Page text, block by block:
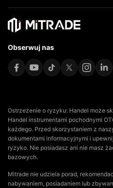
Obserwuj nas
Ostrzeżenie o ryzyku: Handel może
Handel instrumentami pochodnymi
każdego. Przed skorzystaniem z
dokumentami informacyjnymi i
ryzyko. Nie posiadasz ani nie masz
bazowych.
Mitrade nie udziela porad,
nabywaniem, posiadaniem lub